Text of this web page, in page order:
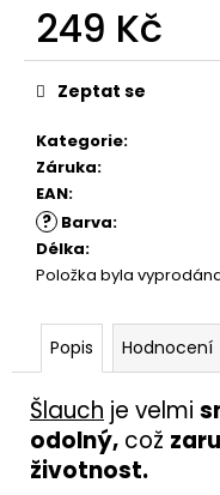
249 Kč
Měrná
cena:
Kategorie:
Záruka:
EAN:
? Barva:
Délka:
Položka byla
Zeptat se
Popis Hodnocení
Šlauch je velmi
odolný, což
životnost.